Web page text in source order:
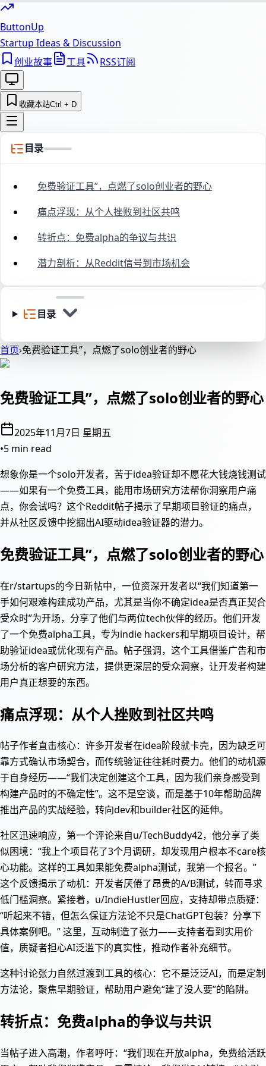
ButtonUp
Startup Ideas & Discussion
创业故事
工具 RSS订阅
收藏本站Ctrl + D
目录
免费验证工具”，点燃了solo创业者的野心
痛点浮现：从个人挫败到社区共鸣
转折点：免费alpha的争议与共识
潜力剖析：从Reddit信号到市场机会
目录
首页›免费验证工具”，点燃了solo创业者的野心
免费验证工具”，点燃了solo创业者的野心
2025年11月7日 星期五
•5 min read
想象你是一个solo开发者，苦于idea验证却不愿花大钱烧钱测试
——如果有一个免费工具，能用市场研究方法帮你洞察用户痛
点，你会试吗？这个Reddit帖子揭示了早期项目验证的痛点，
并从社区反馈中挖掘出AI驱动idea验证器的潜力。
免费验证工具”，点燃了solo创业者的野心
在r/startups的今日新帖中，一位资深开发者以“我们知道第一
手如何艰难构建成功产品，尤其是当你不确定idea是否真正契合
受众时”为开场，分享了他们与两位tech伙伴的经历。他们开发
了一个免费alpha工具，专为indie hackers和早期项目设计，帮
助验证idea或优化现有产品。帖子强调，这个工具借鉴广告和市
场分析的客户研究方法，提供更深层的受众洞察，让开发者构建
用户真正想要的东西。
痛点浮现：从个人挫败到社区共鸣
帖子作者直击核心：许多开发者在idea阶段就卡壳，因为缺乏可
靠方式确认市场契合，而传统验证往往耗时费力。他们的动机源
于自身经历——“我们决定创建这个工具，因为我们亲身感受到
构建产品时的不确定性”。这不是空谈，而是基于10年帮助品牌
推出产品的实战经验，转向dev和builder社区的延伸。
社区迅速响应，第一个评论来自u/TechBuddy42，他分享了类
似困境：“我上个项目花了3个月调研，却发现用户根本不care核
心功能。这样的工具如果能免费alpha测试，我第一个报名。”
这个反馈揭示了动机：开发者厌倦了昂贵的A/B测试，转而寻求
低门槛洞察。紧接着，u/IndieHustler回应，支持却带点质疑：
“听起来不错，但怎么保证方法论不只是ChatGPT包装？分享下
具体案例吧。” 这里，互动制造了张力——支持者看到实用价
值，质疑者担心AI泛滥下的真实性，推动作者补充细节。
这种讨论张力自然过渡到工具的核心：它不是泛泛AI，而是定制
方法论，聚焦早期验证，帮助用户避免“建了没人要”的陷阱。
转折点：免费alpha的争议与共识
当帖子进入高潮，作者呼吁：“我们现在开放alpha，免费给活跃